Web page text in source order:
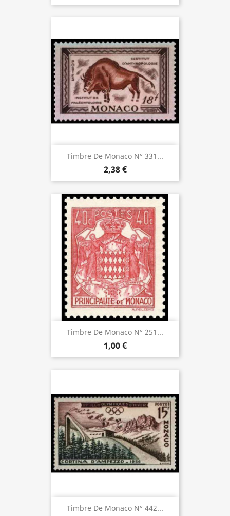
Timbre De Monaco N° 331...
2,38 €
Timbre De Monaco N° 251...
1,00 €
Timbre De Monaco N° 442...